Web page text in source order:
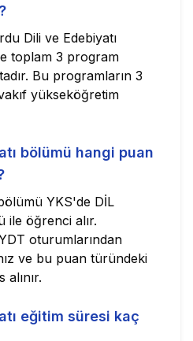
Dili ve Edebiyatı
toplam 3 program
Bu programların 3
yükseköğretim
bölümü hangi puan
YKS'de DİL
ile öğrenci alır.
oturumlarından
ve bu puan türündeki
alınır.
eğitim süresi kaç